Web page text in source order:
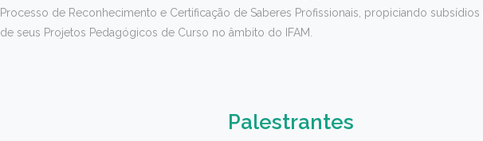
Processo de Reconhecimento e Certificação de Saberes Profissionais, propiciando subsídios
de seus Projetos Pedagógicos de Curso no âmbito do IFAM.
Palestrantes